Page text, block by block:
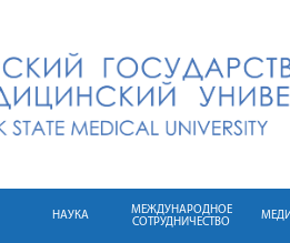
НАУКА
МЕЖДУНАРОДНОЕ
СОТРУДНИЧЕСТВО